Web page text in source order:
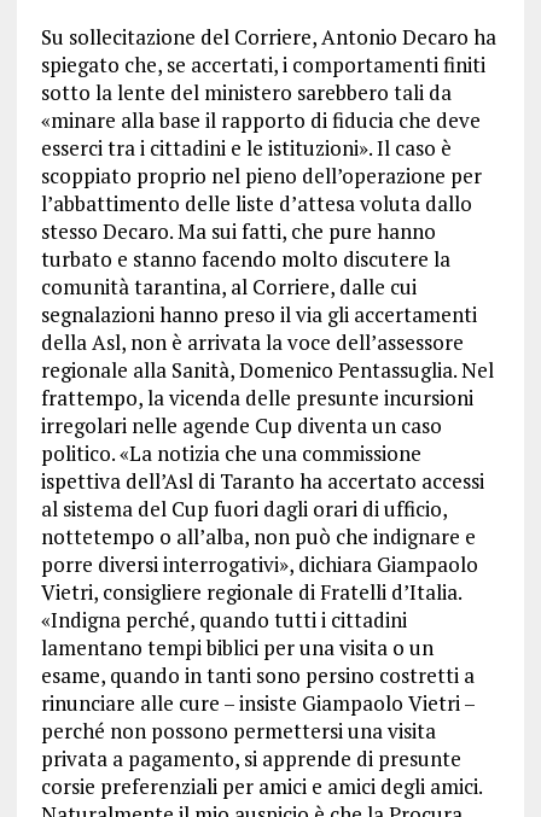
Su sollecitazione del Corriere, Antonio Decaro ha
spiegato che, se accertati, i comportamenti finiti
sotto la lente del ministero sarebbero tali da
«minare alla base il rapporto di fiducia che deve
esserci tra i cittadini e le istituzioni». Il caso è
scoppiato proprio nel pieno dell’operazione per
l’abbattimento delle liste d’attesa voluta dallo
stesso Decaro. Ma sui fatti, che pure hanno
turbato e stanno facendo molto discutere la
comunità tarantina, al Corriere, dalle cui
segnalazioni hanno preso il via gli accertamenti
della Asl, non è arrivata la voce dell’assessore
regionale alla Sanità, Domenico Pentassuglia. Nel
frattempo, la vicenda delle presunte incursioni
irregolari nelle agende Cup diventa un caso
politico. «La notizia che una commissione
ispettiva dell’Asl di Taranto ha accertato accessi
al sistema del Cup fuori dagli orari di ufficio,
nottetempo o all’alba, non può che indignare e
porre diversi interrogativi», dichiara Giampaolo
Vietri, consigliere regionale di Fratelli d’Italia.
«Indigna perché, quando tutti i cittadini
lamentano tempi biblici per una visita o un
esame, quando in tanti sono persino costretti a
rinunciare alle cure – insiste Giampaolo Vietri –
perché non possono permettersi una visita
privata a pagamento, si apprende di presunte
corsie preferenziali per amici e amici degli amici.